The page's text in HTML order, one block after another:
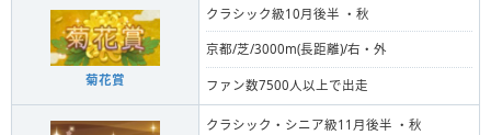
菊花賞
クラシック級10月後半 ・秋
京都/芝/3000m(長距離)/右・外
ファン数7500人以上で出走
クラシック・シニア級11月後半 ・秋